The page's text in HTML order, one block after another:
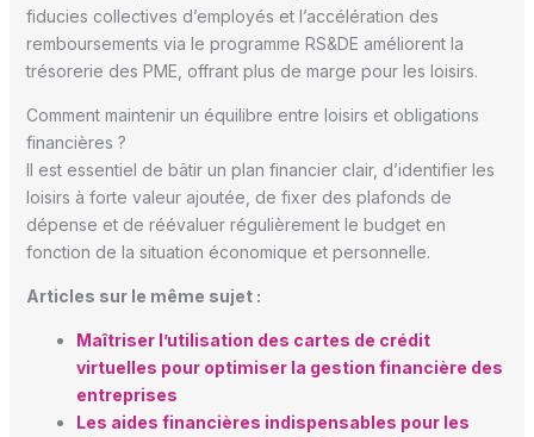
fiducies collectives d’employés et l’accélération des
remboursements via le programme RS&DE améliorent la
trésorerie des PME, offrant plus de marge pour les loisirs.
Comment maintenir un équilibre entre loisirs et obligations
financières ?
Il est essentiel de bâtir un plan financier clair, d’identifier les
loisirs à forte valeur ajoutée, de fixer des plafonds de
dépense et de réévaluer régulièrement le budget en
fonction de la situation économique et personnelle.
Articles sur le même sujet :
Maîtriser l’utilisation des cartes de crédit
virtuelles pour optimiser la gestion financière des
entreprises
Les aides financières indispensables pour les